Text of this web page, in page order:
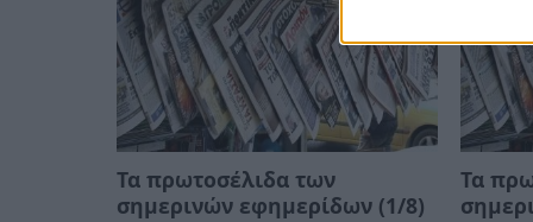
Τα πρωτοσέλιδα των
σημερινών εφημερίδων (1/8)
Τα